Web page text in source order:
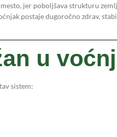
jer poboljšava strukturu
postaje dugoročno zdrav,
u
sistem: